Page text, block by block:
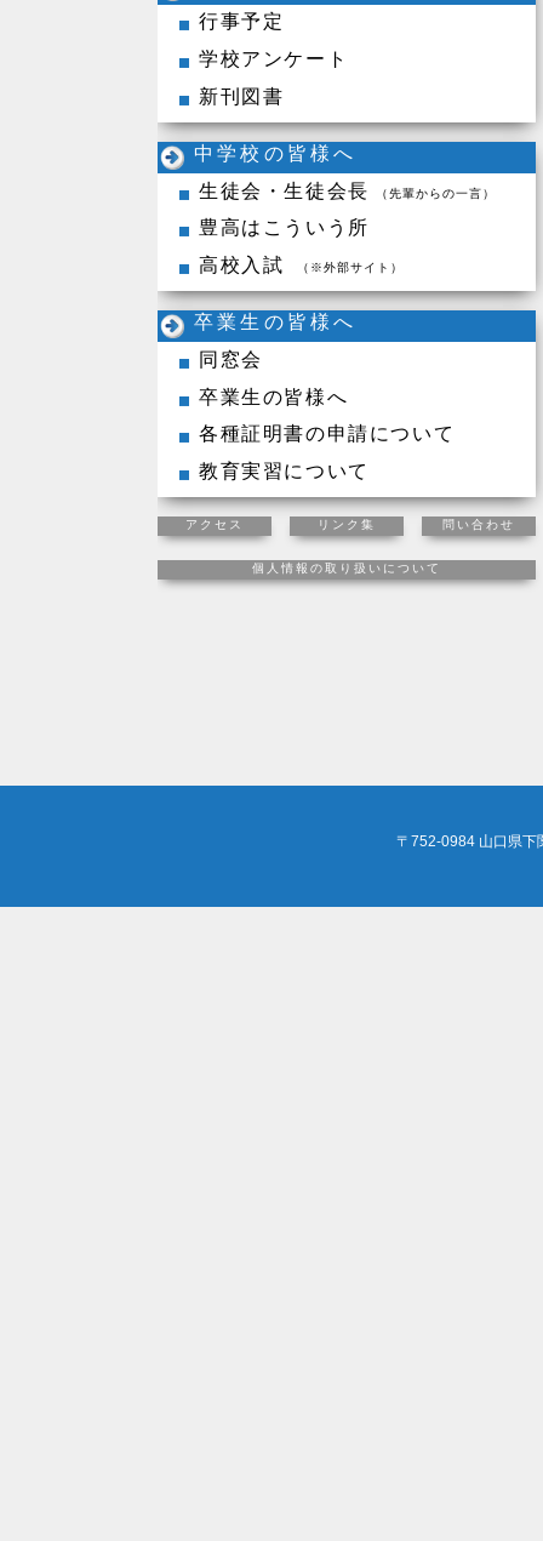
行事予定
学校アンケート
新刊図書
中学校の皆様へ
生徒会・生徒会長
（先輩からの一言）
豊高はこういう所
高校入試
（※外部サイト）
卒業生の皆様へ
同窓会
卒業生の皆様へ
各種証明書の申請について
教育実習について
アクセス リンク集 問い合わせ
個人情報の取り扱いについて
〒752-0984 山口県